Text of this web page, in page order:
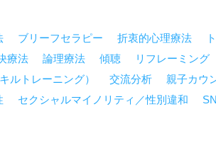
ブリーフセラピー 折衷的心理療法
療法 論理療法 傾聴 リフレーミング
ルトレーニング） 交流分析 親子カウ
セクシャルマイノリティ／性別違和